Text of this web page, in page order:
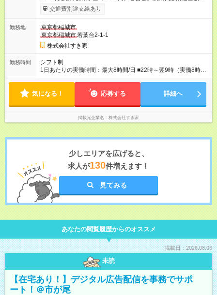
給。 ※深夜勤務手当は、残業時間等により変動します。 ※想定
月収27万円以上 ※最大4回昇給のチャンスあり ※賞与年2回支給
交通費別途支給あり
勤務地
東京都稲城市
東京都稲城市若葉台2-1-1
株式会社すき家
勤務時間
シフト制
1日あたりの実働時間：最大8時間/日 ■22時～翌9時（実働8時
間） ※上記はあくまでも一例です。店舗により、時間が前後す
のシフトを組んでいます。 ★各店舗のサポートのために本社に
気になる！ 応募する 詳細へ
掲載元企業名 株式会社すき家
少しエリアを広げると、
求人が130件増えます！
見てみる
あなたの閲覧履歴からのオススメ
掲載日：2026.08.06
未読
【在宅あり！】デジタル広告配信を事務でサポ
ート！＠市が尾